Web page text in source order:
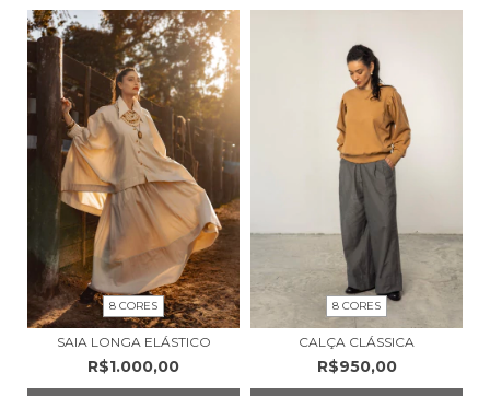
8 CORES
SAIA LONGA ELÁSTICO
R$1.000,00
8 CORES
CALÇA CLÁSSICA
R$950,00